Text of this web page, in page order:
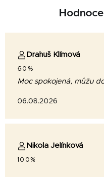
Drahuš Klímová
60%
Moc spokojená, můžu
06.08.2026
Nikola Jelínková
100%